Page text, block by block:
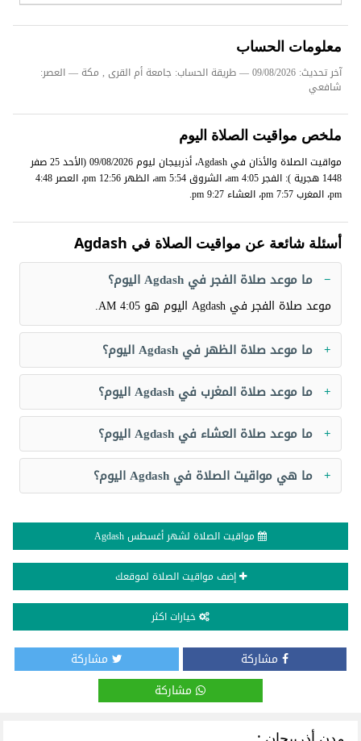
معلومات الحساب
آخر تحديث: 09/08/2026
— طريقة الحساب: جامعة أم القرى , مكة — العصر:
شافعي
ملخص مواقيت الصلاة اليوم
مواقيت الصلاة والأذان في Agdash، أذربيجان ليوم 09/08/2026 (الأحد 25 صفر
1448 هجرية ): الفجر 4:05 am، الشروق 5:54 am، الظهر 12:56 pm، العصر 4:48
pm، المغرب 7:57 pm، العشاء 9:27 pm.
أسئلة شائعة عن مواقيت الصلاة في Agdash
ما موعد صلاة الفجر في Agdash اليوم؟
موعد صلاة الفجر في Agdash اليوم هو 4:05 AM
.
ما موعد صلاة الظهر في Agdash اليوم؟
ما موعد صلاة المغرب في Agdash اليوم؟
ما موعد صلاة العشاء في Agdash اليوم؟
ما هي مواقيت الصلاة في Agdash اليوم؟
مواقيت الصلاة لشهر أغسطس Agdash
إضف مواقيت الصلاة لموقعك
خيارات اكثر
مشاركة
مشاركة
مشاركة